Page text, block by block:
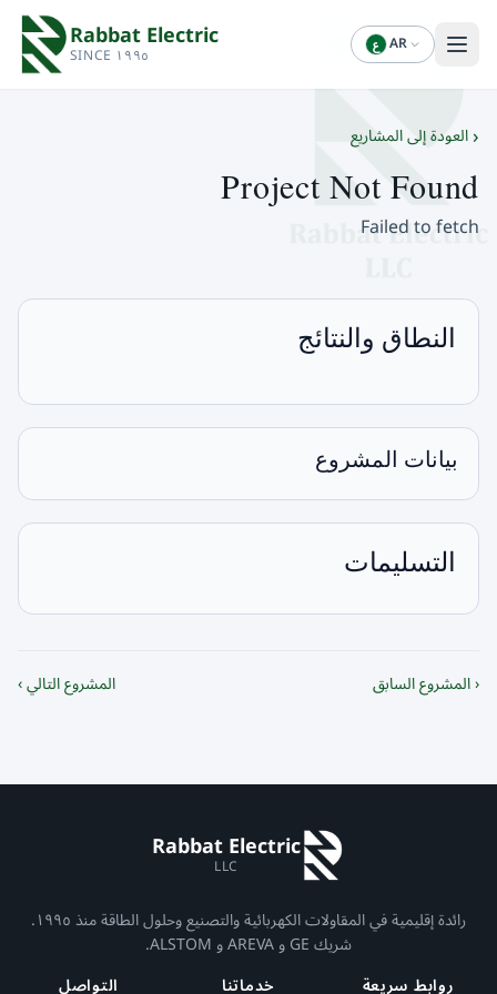
Rabbat Electric
SINCE ١٩٩٥ ع AR
‹العودة إلى المشاريع
Project Not Found
Failed to fetch
التسليمات
بيانات المشروع
النطاق والنتائج
‹ المشروع السابق المشروع التالي ›
Rabbat Electric
LLC
رائدة إقليمية في المقاولات الكهربائية والتصنيع وحلول الطاقة منذ ١٩٩٥.
شريك GE و AREVA و ALSTOM.
روابط سريعة
خدماتنا
التواصل